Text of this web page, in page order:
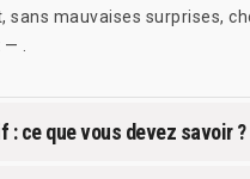
sans mauvaises surprises,
— .
: ce que vous devez savoir ?